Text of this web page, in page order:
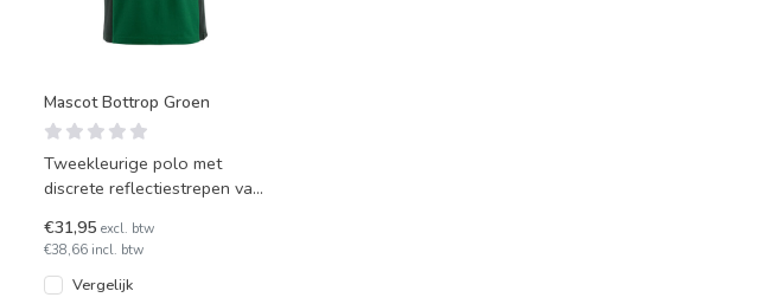
Mascot Bottrop Groen
Tweekleurige polo met
discrete reflectiestrepen van
Voor hoveniers of groenvo
€31,95 excl. btw
€38,66 incl. btw
Vergelijk